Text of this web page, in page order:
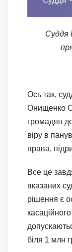
Суддя
Ось так,
Онищенко
громадян
віру в
права,
Все це
вказаних
рішення є
біля 1 млн